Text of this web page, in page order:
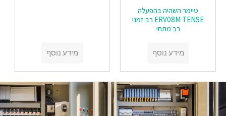
טיימר השהיה בהפעלה
ERV08M TENSE רב זמני
רב מתחי
מידע נוסף מידע נוסף